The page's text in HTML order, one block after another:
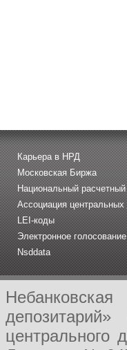
Карьера в НРД
Московская Биржа
Национальный
Ассоциация центральных
LEI-коды
Электронное голосование
Nsddata